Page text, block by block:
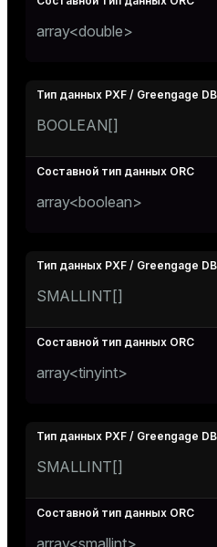
array<double>
BOOLEAN[]
array<boolean>
SMALLINT[]
array<tinyint>
SMALLINT[]